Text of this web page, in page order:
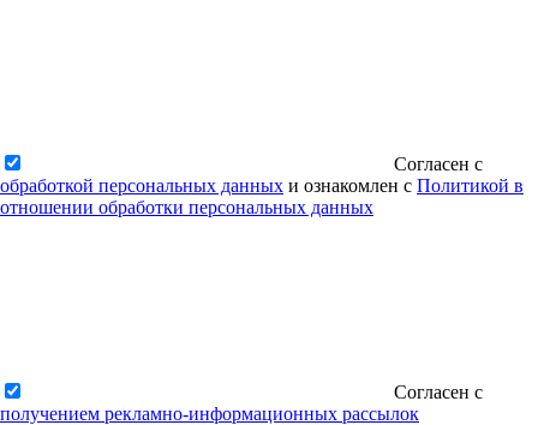
Согласен с
обработкой персональных данных и ознакомлен с Политикой в
отношении обработки персональных данных
Согласен с
получением рекламно-информационных рассылок